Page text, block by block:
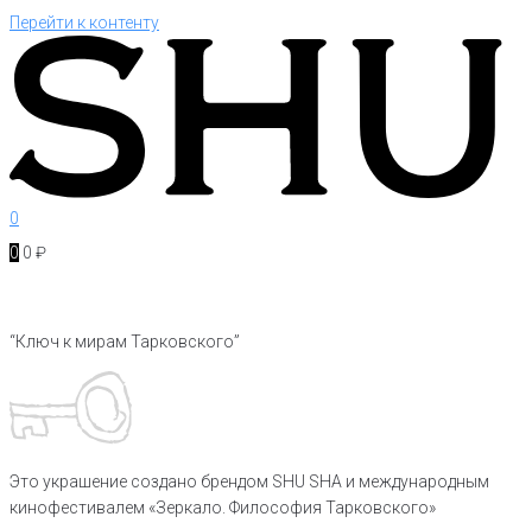
Перейти к контенту
0
0 0 ₽
“Ключ к мирам Тарковского”
Это украшение создано брендом SHU SHA и международным
кинофестивалем «Зеркало. Философия Тарковского»